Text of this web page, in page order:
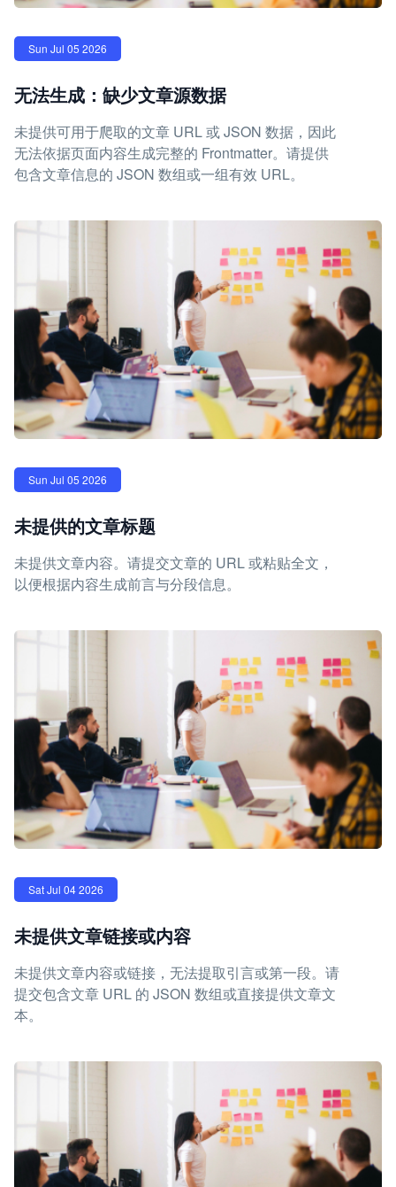
Sun Jul 05 2026
无法生成：缺少文章源数据
未提供可用于爬取的文章 URL 或 JSON 数据，因此
无法依据页面内容生成完整的 Frontmatter。请提供
包含文章信息的 JSON 数组或一组有效 URL。
Sun Jul 05 2026
未提供的文章标题
未提供文章内容。请提交文章的 URL 或粘贴全文，
以便根据内容生成前言与分段信息。
Sat Jul 04 2026
未提供文章链接或内容
未提供文章内容或链接，无法提取引言或第一段。请
提交包含文章 URL 的 JSON 数组或直接提供文章文
本。